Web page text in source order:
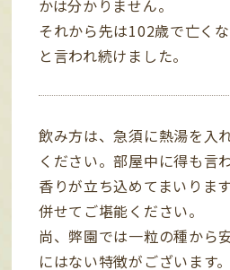
かは分かりません。
それから先は102歳で亡く
と言われ続けました。
飲み方は、急須に熱湯を入
ください。部屋中に得も言
香りが立ち込めてまいりま
併せてご堪能ください。
尚、弊園では一粒の種から
にはない特徴がございます